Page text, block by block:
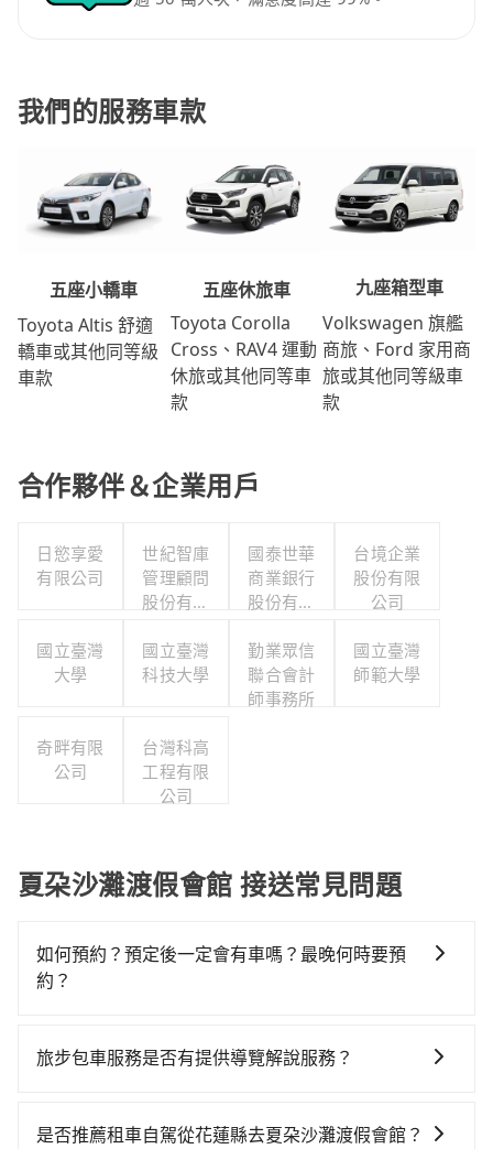
我們的服務車款
五座小轎車
Toyota Altis 舒適
轎車或其他同等級
車款
五座休旅車
Toyota Corolla
Cross、RAV4 運動
休旅或其他同等車
款
九座箱型車
Volkswagen 旗艦
商旅、Ford 家用商
旅或其他同等級車
款
合作夥伴＆企業用戶
日慾享愛
有限公司
世紀智庫
管理顧問
股份有限
國泰世華
商業銀行
股份有限
台境企業
股份有限
公司
國立臺灣
大學
國立臺灣
科技大學
勤業眾信
聯合會計
師事務所
國立臺灣
師範大學
奇畔有限
公司
台灣科高
工程有限
公司
夏朶沙灘渡假會館 接送常見問題
如何預約？預定後一定會有車嗎？最晚何時要預
約？
務，可直接線上輸入上下車地點或地址，三秒內即可查
訊以及電子郵件確認信，如此就完成預約了，而司機與
旅步包車服務是否有提供導覽解說服務？
需要導覽服務，可事先透過電子郵件
是否推薦租車自駕從花蓮縣去夏朶沙灘渡假會館？